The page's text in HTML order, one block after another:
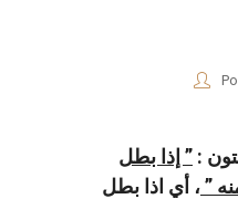
: ” إذا بطل
”، أي اذا بطل